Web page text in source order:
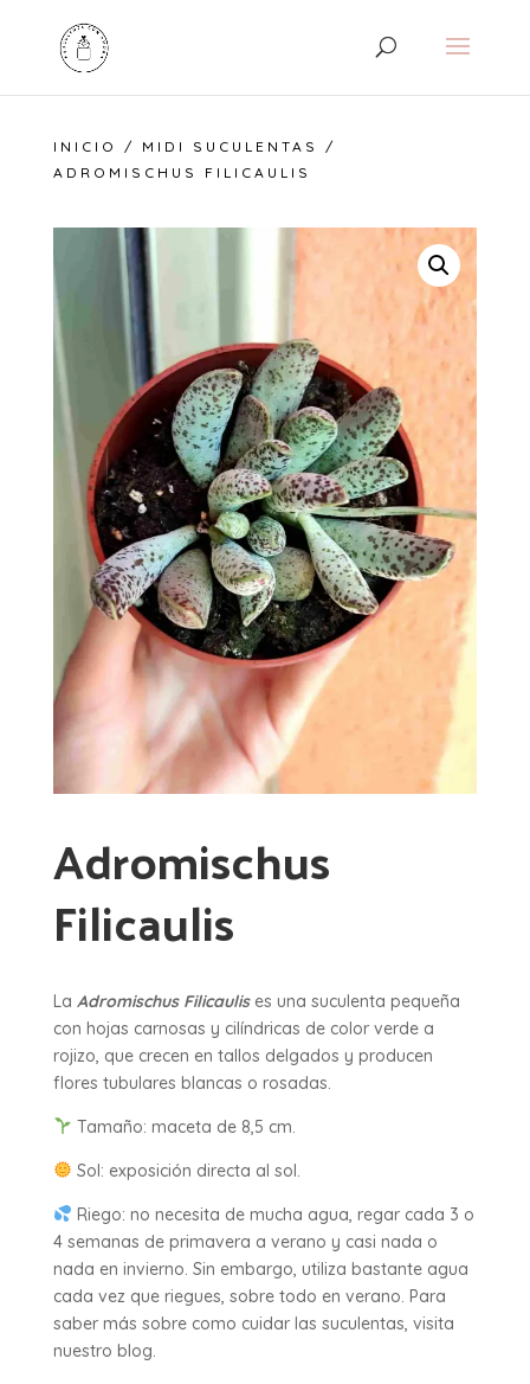
INICIO / MIDI SUCULENTAS
/
ADROMISCHUS FILICAULIS
Adromischus
Filicaulis
La Adromischus Filicaulises una suculenta pequeña
con hojas carnosas y cilíndricas de color verde a
rojizo, que crecen en tallos delgados y producen
flores tubulares blancas o rosadas.
Tamaño: maceta de 8,5 cm.
Sol: exposición directa al sol.
Riego: no necesita de mucha agua, regar cada 3 o
4 semanas de primavera a verano y casi nada o
nada en invierno. Sin embargo, utiliza bastante agua
cada vez que riegues, sobre todo en verano. Para
saber más sobre como cuidar las suculentas, visita
nuestro blog.